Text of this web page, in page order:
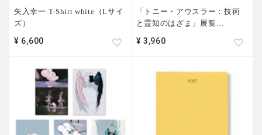
矢入幸一 T-Shirt white（Lサイ
ズ）
¥ 6,600
「トニー・アウスラー：技術
と霊知のはざま」展覧
¥ 3,960